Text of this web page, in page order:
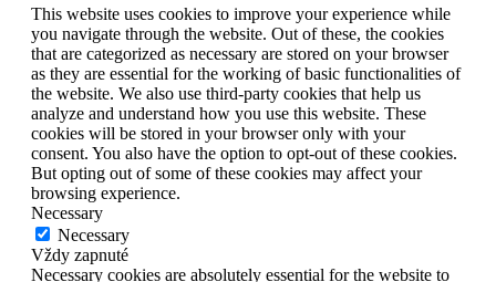
This website uses cookies to improve your experience while
you navigate through the website. Out of these, the cookies
that are categorized as necessary are stored on your browser
as they are essential for the working of basic functionalities of
the website. We also use third-party cookies that help us
analyze and understand how you use this website. These
cookies will be stored in your browser only with your
consent. You also have the option to opt-out of these cookies.
But opting out of some of these cookies may affect your
browsing experience.
Necessary
Necessary
Vždy zapnuté
Necessary cookies are absolutely essential for the website to